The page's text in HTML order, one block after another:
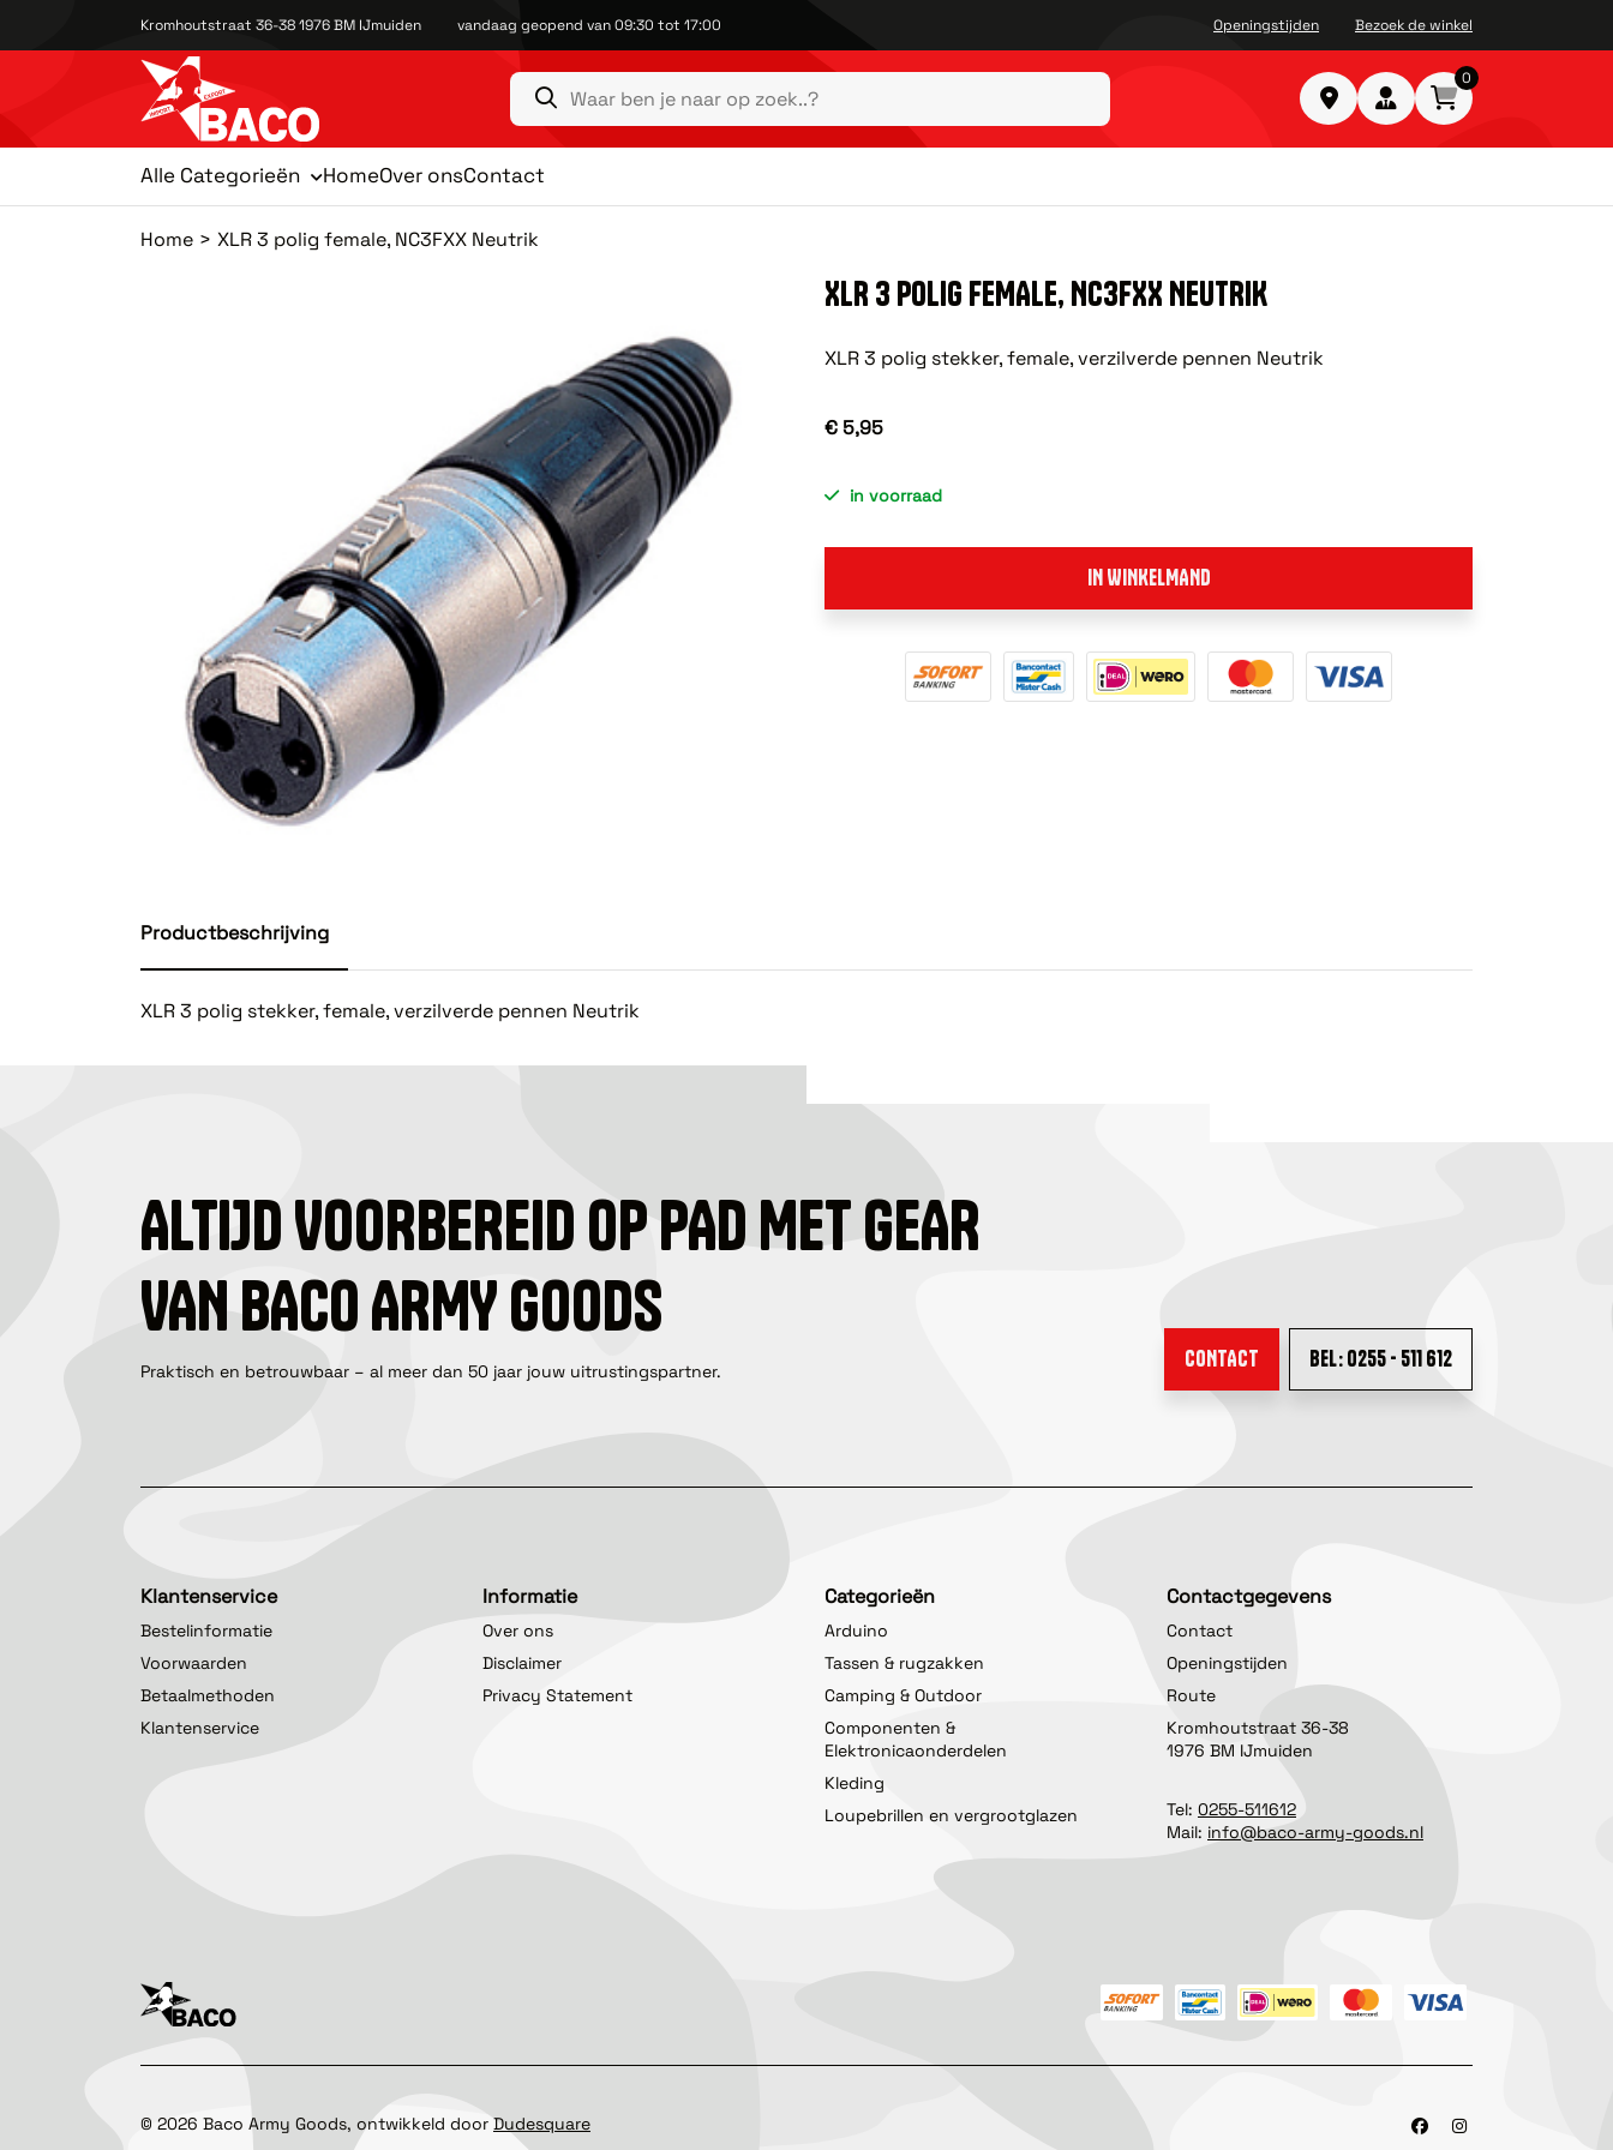
Kromhoutstraat 36-38 1976 BM IJmuiden vandaag geopend van 09:30 tot 17:00 Openingstijden Bezoek de winkel
0
Alle Categorieën HomeOver onsContact
Home XLR 3 polig female, NC3FXX Neutrik
XLR 3 POLIG FEMALE, NC3FXX NEUTRIK
XLR 3 polig stekker, female, verzilverde pennen Neutrik
€ 5,95
in voorraad
IN WINKELMAND
Productbeschrijving
XLR 3 polig stekker, female, verzilverde pennen Neutrik
ALTIJD VOORBEREID OP PAD MET GEAR
VAN BACO ARMY GOODS
Praktisch en betrouwbaar – al meer dan 50 jaar jouw uitrustingspartner. CONTACT BEL: 0255 - 511 612
Klantenservice
Bestelinformatie
Voorwaarden
Betaalmethoden
Klantenservice
Informatie
Over ons
Disclaimer
Privacy Statement
Categorieën
Arduino
Tassen & rugzakken
Camping & Outdoor
Componenten &
Elektronicaonderdelen
Kleding
Loupebrillen en vergrootglazen
Contactgegevens
Contact
Openingstijden
Route
Kromhoutstraat 36-38
1976 BM IJmuiden
Tel: 0255-511612
Mail: info@baco-army-goods.nl
© 2026 Baco Army Goods, ontwikkeld doorDudesquare